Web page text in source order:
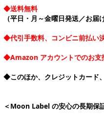
◆送料無料
（平日・月～金曜日発送／お届
◆代引手数料、コンビニ前払い
◆Amazon アカウントでのお支
◆このほか、クレジットカード
＜Moon Label の安心の長期保